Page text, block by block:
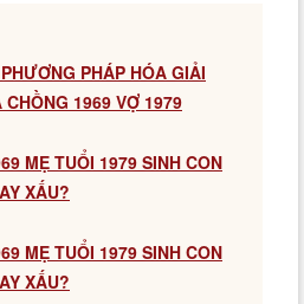
PHÁP HÓA GIẢI
1969 VỢ 1979
MẸ TUỔI 1979 SINH CON
XẤU?
MẸ TUỔI 1979 SINH CON
XẤU?